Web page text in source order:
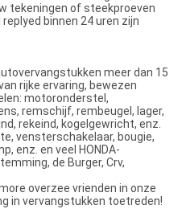
tekeningen of steekproeven
binnen 24 uren zijn
meer dan 15
rijke ervaring, bewezen
motoronderstel,
remschijf, rembeugel, lager,
rekeind, kogelgewricht, enz.
vensterschakelaar, bougie,
enz. en veel HONDA-
de Burger, Crv,
overzee vrienden in onze
in vervangstukken toetreden!